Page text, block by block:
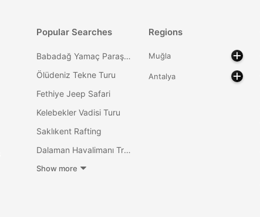
Popular Searches
Babadağ Yamaç Paraşütü
Ölüdeniz Tekne Turu
Fethiye Jeep Safari
Kelebekler Vadisi Turu
Saklıkent Rafting
Dalaman Havalimanı Transfer
Show more
Regions
Muğla
Antalya